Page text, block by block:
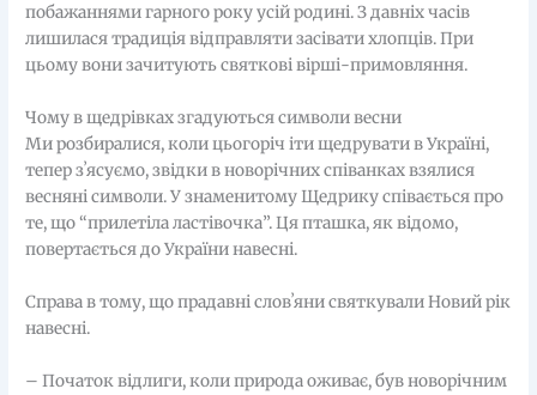
побажаннями гарного року усій родині. З давніх часів
лишилася традиція відправляти засівати хлопців. При
цьому вони зачитують святкові вірші-примовляння.
Чому в щедрівках згадуються символи весни
Ми розбиралися, коли цьогоріч іти щедрувати в Україні,
тепер зʼясуємо, звідки в новорічних співанках взялися
весняні символи. У знаменитому Щедрику співається про
те, що “прилетіла ластівочка”. Ця пташка, як відомо,
повертається до України навесні.
Справа в тому, що прадавні словʼяни святкували Новий рік
навесні.
– Початок відлиги, коли природа оживає, був новорічним